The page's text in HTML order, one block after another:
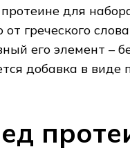
протеине для
греческого
его элемент –
добавка в виде